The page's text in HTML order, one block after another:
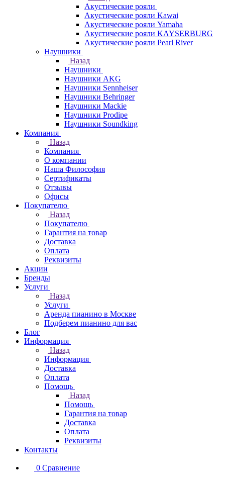
Акустические рояли
Акустические рояли Kawai
Акустические рояли Yamaha
Акустические рояли KAYSERBURG
Акустические рояли Pearl River
Наушники
Назад
Наушники
Наушники AKG
Наушники Sennheiser
Наушники Behringer
Наушники Mackie
Наушники Prodipe
Наушники Soundking
Компания
Назад
Компания
О компании
Наша Философия
Сертификаты
Отзывы
Офисы
Покупателю
Назад
Покупателю
Гарантия на товар
Доставка
Оплата
Реквизиты
Акции
Бренды
Услуги
Назад
Услуги
Аренда пианино в Москве
Подберем пианино для вас
Блог
Информация
Назад
Информация
Доставка
Оплата
Помощь
Назад
Помощь
Гарантия на товар
Доставка
Оплата
Реквизиты
Контакты
0 Сравнение